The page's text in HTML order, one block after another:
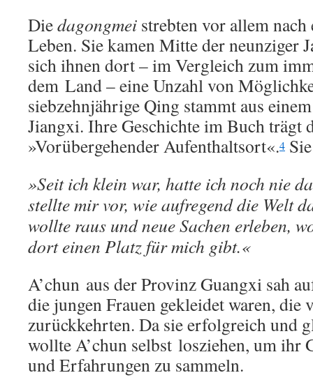
Diedagongmei strebten vor allem
Leben. Sie kamen Mitte der neunziger
sich ihnen dort – im Vergleich zum
dem Land – eine Unzahl von
siebzehnjährige Qing stammt aus
Jiangxi. Ihre Geschichte im Buch trägt
»Vorübergehender Aufenthaltsort«.4
»Seit ich klein war, hatte ich noch nie
stellte mir vor, wie aufregend die Welt
wollte raus und neue Sachen erleben,
dort einen Platz für mich gibt.«
A’chun aus der Provinz Guangxi sah
die jungen Frauen gekleidet waren, die
zurückkehrten. Da sie erfolgreich und
wollte A’chun selbst losziehen, um ihr
und Erfahrungen zu sammeln.